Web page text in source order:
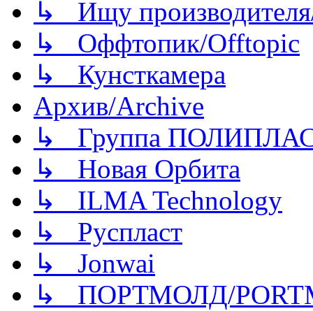
↳ Ищу
↳ Оффтопик/Offtopic
↳ Кунсткамера
Архив/Archive
↳ Группа
↳ Новая Орбита
↳ ILMA Technology
↳ Руспласт
↳ Jonwai
↳ ПОРТМОЛД/